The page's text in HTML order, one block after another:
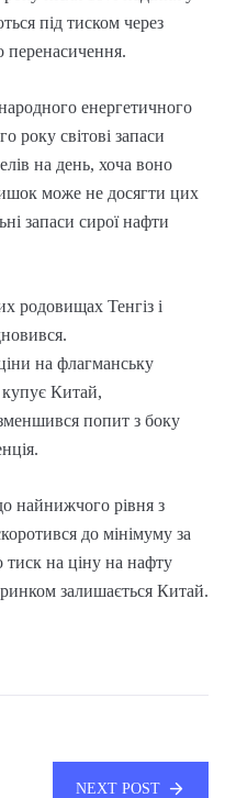
під тиском через
енергетичного
року світові запаси
на день, хоча воно
може не досягти цих
запаси сирої нафти
родовищах Тенгіз і
на флагманську
Китай,
попит з боку
найнижчого рівня з
до мінімуму за
на ціну на нафту
залишається Китай.
NEXT POST